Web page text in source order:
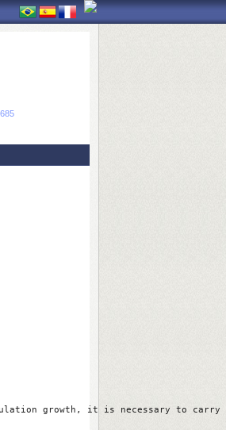
growth, it is necessary to